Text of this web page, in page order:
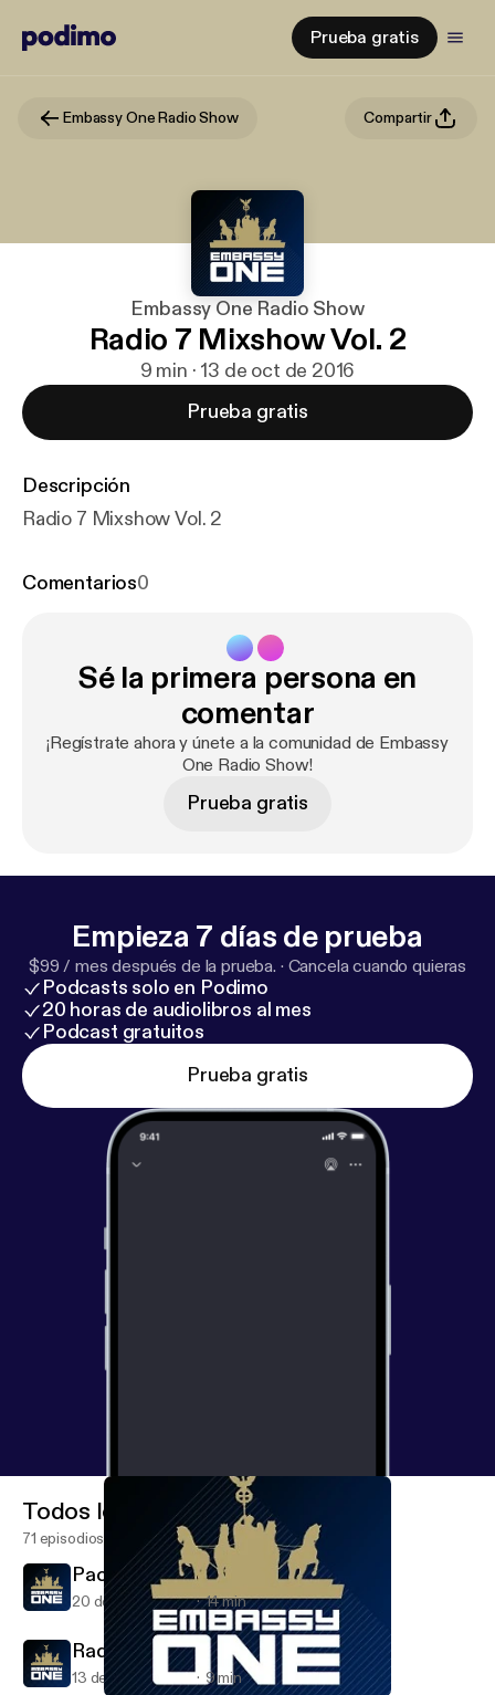
Prueba gratis
Embassy One Radio Show Compartir
Embassy One Radio Show
Radio 7 Mixshow Vol. 2
9 min · 13 de oct de 2016
Prueba gratis
Descripción
Radio 7 Mixshow Vol. 2
Comentarios0
Sé la primera persona en
comentar
¡Regístrate ahora y únete a la comunidad de Embassy
One Radio Show!
Prueba gratis
Empieza 7 días de prueba
$99 / mes después de la prueba. · Cancela cuando quieras
Podcasts solo en Podimo
20 horas de audiolibros al mes
Podcast gratuitos
Prueba gratis
Todos los episodios
71 episodios
Pacha 2017 (Minimix)
20 de dic de 2016 14 min
Radio 7 Mixshow Vol. 2
13 de oct de 2016 9 min